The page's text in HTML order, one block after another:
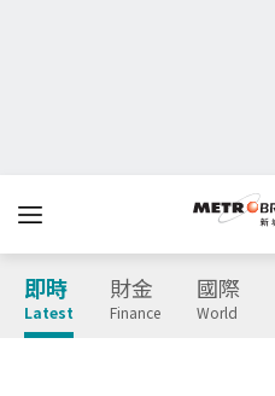
即時
Latest
財金
Finance
國際
World